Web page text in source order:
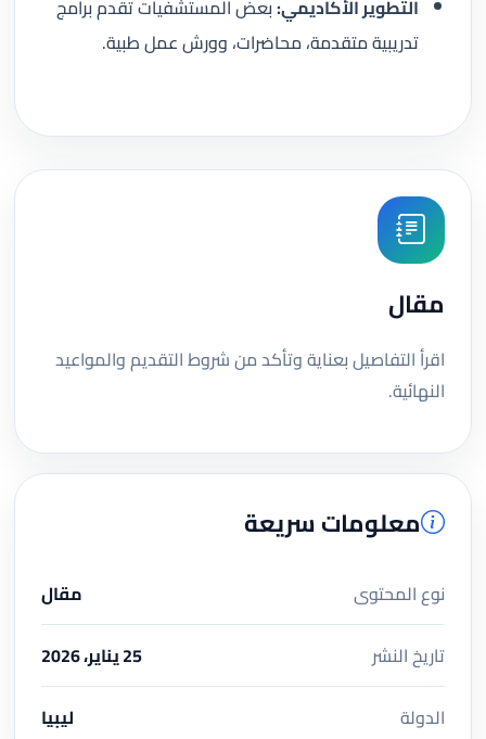
التطوير الأكاديمي:بعض المستشفيات تقدم برامج
تدريبية متقدمة، محاضرات، وورش عمل طبية.
مقال
اقرأ التفاصيل بعناية وتأكد من شروط التقديم والمواعيد
النهائية.
معلومات سريعة
نوع المحتوى
مقال
تاريخ النشر
25 يناير، 2026
الدولة
ليبيا